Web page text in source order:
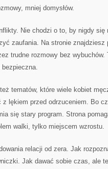
mniej domysłów.
Nie chodzi o to, by nigdy się
zaufania. Na stronie znajdziesz
trudne rozmowy bez
tematów, które wiele kobiet
lękiem przed odrzuceniem. Bo
się stary program. Strona
walki, tylko miejscem wzrostu.
relacji od zera. Jak
Jak dawać sobie czas, ale